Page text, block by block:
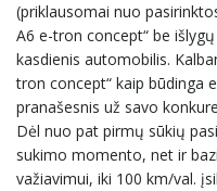
(priklausomai nuo
A6 e-tron concept“ be
kasdienis automobilis.
tron concept“ kaip būdinga
pranašesnis už savo
Dėl nuo pat pirmų sūkių
sukimo momento, net ir
važiavimui, iki 100 km/val.